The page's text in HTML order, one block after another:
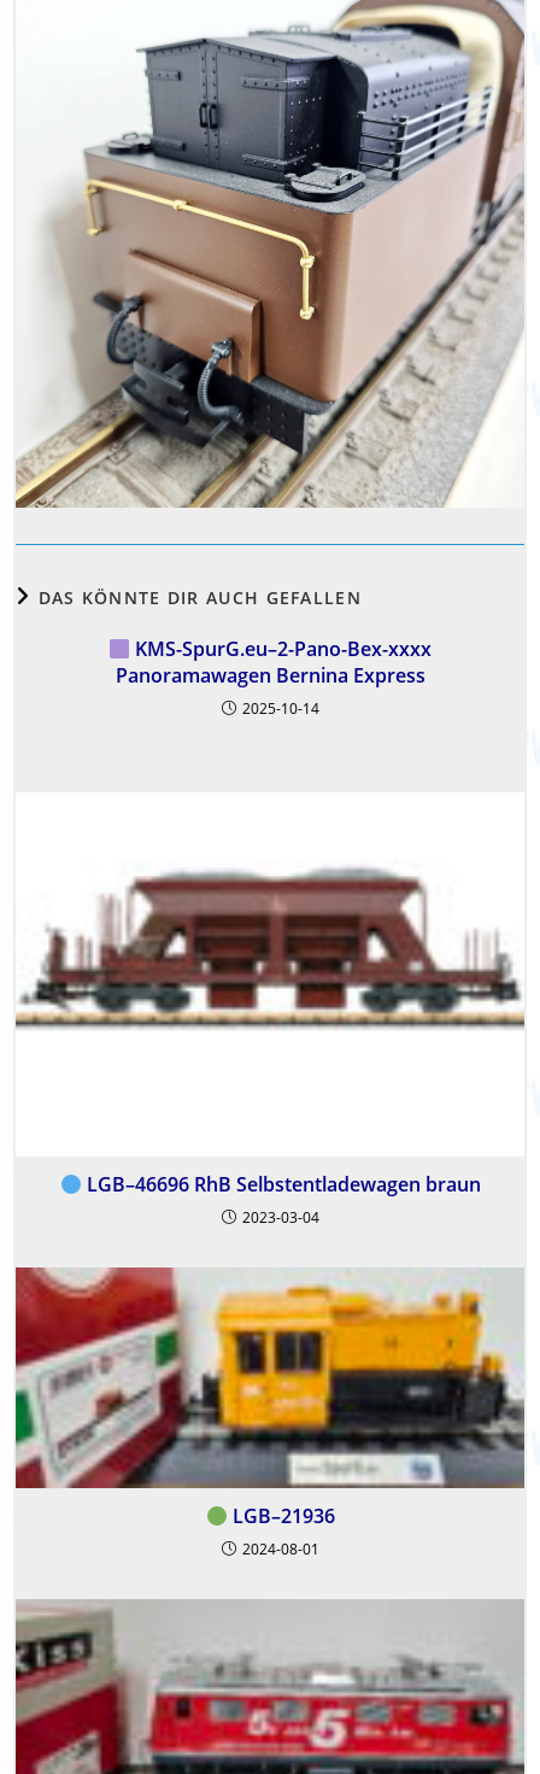
DAS KÖNNTE DIR AUCH GEFALLEN
KMS-SpurG.eu–2-Pano-Bex-xxxx
Panoramawagen Bernina Express
2025-10-14
LGB–46696 RhB Selbstentladewagen braun
2023-03-04
LGB–21936
2024-08-01